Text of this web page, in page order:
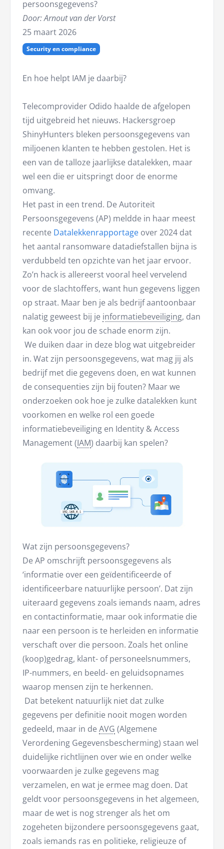
persoonsgegevens?
Door: Arnout van der Vorst
25 maart 2026
Security en compliance
En hoe helpt IAM je daarbij?
Telecomprovider Odido haalde de afgelopen
tijd uitgebreid het nieuws. Hackersgroep
ShinyHunters bleken persoonsgegevens van
miljoenen klanten te hebben gestolen. Het is
een van de talloze jaarlijkse datalekken, maar
wel een die er uitspringt door de enorme
omvang.
Het past in een trend. De Autoriteit
Persoonsgegevens (AP) meldde in haar meest
recente Datalekkenrapportage over 2024 dat
het aantal ransomware datadiefstallen bijna is
verdubbeld ten opzichte van het jaar ervoor.
Zo’n hack is allereerst vooral heel vervelend
voor de slachtoffers, want hun gegevens liggen
op straat. Maar ben je als bedrijf aantoonbaar
nalatig geweest bij je informatiebeveiliging, dan
kan ook voor jou de schade enorm zijn.
We duiken daar in deze blog wat uitgebreider
in. Wat zijn persoonsgegevens, wat mag jij als
bedrijf met die gegevens doen, en wat kunnen
de consequenties zijn bij fouten? Maar we
onderzoeken ook hoe je zulke datalekken kunt
voorkomen en welke rol een goede
informatiebeveiliging en Identity & Access
Management (IAM) daarbij kan spelen?
Wat zijn persoonsgegevens?
De AP omschrijft persoonsgegevens als
‘informatie over een geïdentificeerde of
identificeerbare natuurlijke persoon’. Dat zijn
uiteraard gegevens zoals iemands naam, adres
en contactinformatie, maar ook informatie die
naar een persoon is te herleiden en informatie
verschaft over die persoon. Zoals het online
(koop)gedrag, klant- of personeelsnummers,
IP-nummers, en beeld- en geluidsopnames
waarop mensen zijn te herkennen.
Dat betekent natuurlijk niet dat zulke
gegevens per definitie nooit mogen worden
gedeeld, maar in de AVG (Algemene
Verordening Gegevensbescherming) staan wel
duidelijke richtlijnen over wie en onder welke
voorwaarden je zulke gegevens mag
verzamelen, en wat je ermee mag doen. Dat
geldt voor persoonsgegevens in het algemeen,
maar de wet is nog strenger als het om
zogeheten bijzondere persoonsgegevens gaat,
zoals iemands ras en politieke, religieuze of